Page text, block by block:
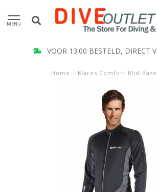
MENU
VOOR 13:00 BESTELD, DIRECT
Home / Mares Comfort Mid-